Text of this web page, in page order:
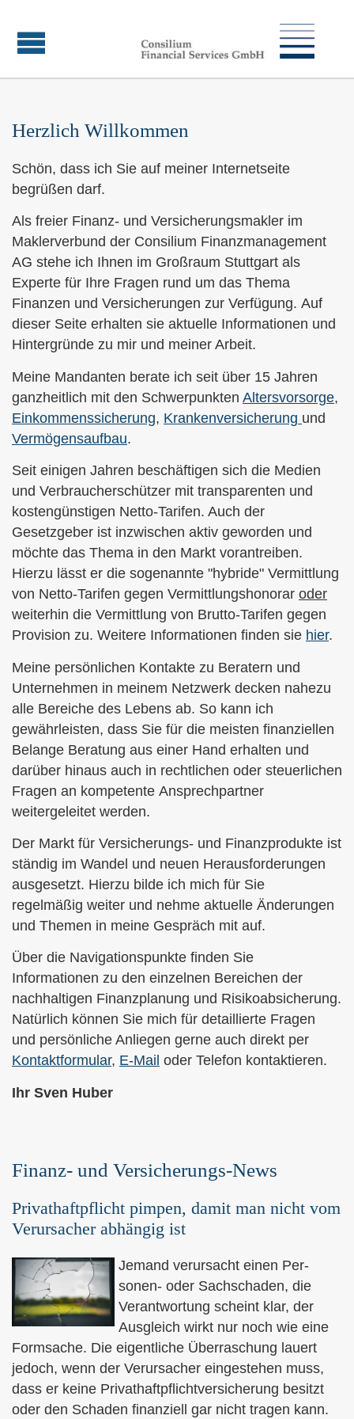
Herzlich Willkommen
Schön, dass ich Sie auf meiner Internetseite
begrüßen darf.
Als freier Finanz- und Ver­sicherungs­makler im
Maklerverbund der Consilium Finanzmanagement
AG stehe ich Ihnen im Großraum Stuttgart als
Experte für Ihre Fragen rund um das Thema
Finanzen und Versicherungen zur Verfügung. Auf
dieser Seite erhalten sie aktuelle Informationen und
Hintergründe zu mir und meiner Arbeit.
Meine Mandanten berate ich seit über 15 Jahren
ganzheitlich mit den Schwerpunkten Alters­vorsorge,
Einkommenssicherung, Kranken­ver­si­che­rung und
Vermögensaufbau.
Seit einigen Jahren beschäftigen sich die Medien
und Verbraucherschützer mit transparenten und
kostengünstigen Netto-Tarifen. Auch der
Gesetzgeber ist inzwischen aktiv geworden und
möchte das Thema in den Markt vorantreiben.
Hierzu lässt er die sogenannte "hybride" Vermittlung
von Netto-Tarifen gegen Vermittlungshonorar oder
weiterhin die Vermittlung von Brutto-Tarifen gegen
Provision zu. Weitere Informationen finden sie hier.
Meine persönlichen Kontakte zu Beratern und
Unternehmen in meinem Netzwerk decken nahezu
alle Bereiche des Lebens ab. So kann ich
gewährleisten, dass Sie für die meisten finanziellen
Belange Beratung aus einer Hand erhalten und
darüber hinaus auch in rechtlichen oder steuerlichen
Fragen an kompetente Ansprechpartner
weitergeleitet werden.
Der Markt für Versicherungs- und Finanzprodukte ist
ständig im Wandel und neuen Herausforderungen
ausgesetzt. Hierzu bilde ich mich für Sie
regelmäßig weiter und nehme aktuelle Änderungen
und Themen in meine Gespräch mit auf.
Über die Navigationspunkte finden Sie
Informationen zu den einzelnen Bereichen der
nachhaltigen Finanzplanung und Risikoabsicherung.
Natürlich können Sie mich für detaillierte Fragen
und persönliche Anliegen gerne auch direkt per
Kontaktformular, E-Mail oder Telefon kontaktieren.
Ihr Sven Huber
Finanz- und Versicherungs-News
Privathaftpflicht pimpen, damit man nicht vom
Verursacher abhängig ist
Jemand verursacht einen Per­
sonen- oder Sachschaden, die
Verantwortung scheint klar, der
Ausgleich wirkt nur noch wie eine
Formsache. Die eigentliche Überraschung lauert
jedoch, wenn der Verursacher eingestehen muss,
dass er keine Privathaftpflichtversicherung besitzt
oder den Schaden finanziell gar nicht tragen kann.